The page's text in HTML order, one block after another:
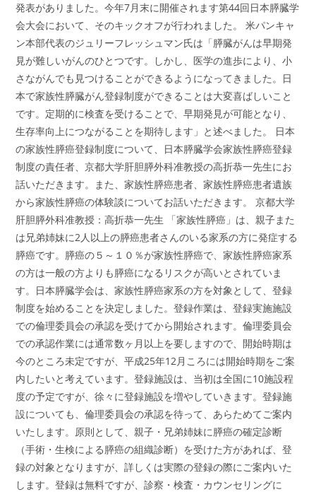
発表がありました。今年7月末に開催されます第44回日本膵臓学
会大会において、そのキックオフが行われました。 米パンキャ
ン本部代表のジュリーフレッシュマン氏は「膵臓がんは早期発
見が難しいがんのひとつです。しかし、医学の進歩により、小
さながんでも見つけることができるようになってきました。日
本で家族性膵臓がん登録制度ができることは大変喜ばしいこと
です。定期的に検査を受けることで、早期発見が可能となり、
生存率向上につながることを期待します」と述べました。 日本
の家族性膵癌登録制度について、日本膵臓学会家族性膵癌登録
制度の責任者、京都大学肝胆膵外科准教授の高折恭一先生にお
話いただきます。また、家族性膵癌患者、家族性膵癌患者遺族
から家族性膵癌の体験談についてお話いただきます。 京都大学
肝胆膵外科准教授：高折恭一先生 「家族性膵癌」は、親子また
は兄弟姉妹に2人以上の膵癌患者さんのいる家系の方に発症する
膵癌です。膵癌の５～１０％が家族性膵癌で、家族性膵癌家系
の方は一般の方よりも膵癌になるリスクが高いとされていま
す。日本膵臓学会は、家族性膵癌家系の方を対象として、登録
制度を始めることを決定しました。登録作業は、登録実施施設
での倫理委員会の承認を受けてから開始されます。倫理委員会
での承認作業には通常数ヶ月以上を要しますので、開始時期は
今のところ未定ですが、平成25年12月ころには開始時期をご案
内したいと考えています。登録施設は、当初は全国に10施設程
度の予定ですが、徐々に登録施設を増やしていきます。登録施
設についても、倫理委員会の承認を待って、あらためてご案内
いたします。原則として、親子・兄弟姉妹に膵癌の確定診断
（手術・生検による膵癌の組織診断）を受けた方があれば、登
録の対象となりますが、詳しくは実際の登録の際にご案内いた
します。登録は無料ですが、診察・検査・カウンセリングに